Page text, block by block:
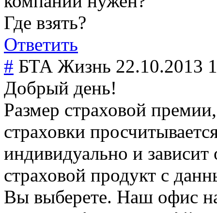
Где взять?
Ответить
# БТА Жизнь 22.10.2013
Добрый день!
Размер страховой
страховки
индивидуально и зависит
страховой продукт с
Вы выберете. Наш офис